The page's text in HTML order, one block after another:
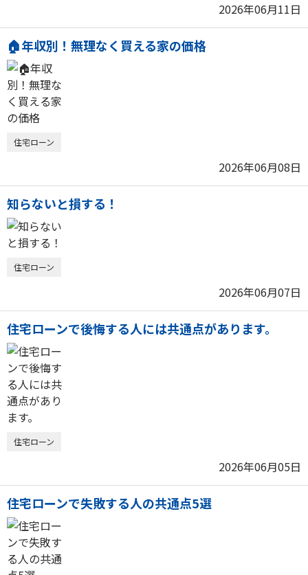
2026年06月11日
🏠年収別！無理なく買える家の価格
住宅ローン
2026年06月08日
知らないと損する！
住宅ローン
2026年06月07日
住宅ローンで後悔する人には共通点があります。
住宅ローン
2026年06月05日
住宅ローンで失敗する人の共通点5選